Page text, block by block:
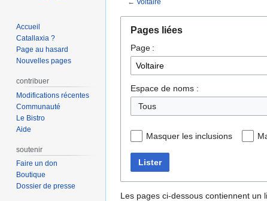
← Voltaire
navigation
recherche
Pages liées
Page :
Espace de noms :
Masquer les inclusions
Lister
Les pages ci-dessous contiennent un
Accueil
Catallaxia ?
Page au hasard
Nouvelles pages
contribuer
Modifications récentes
Communauté
Le Bistro
Aide
soutenir
Faire un don
Boutique
Dossier de presse